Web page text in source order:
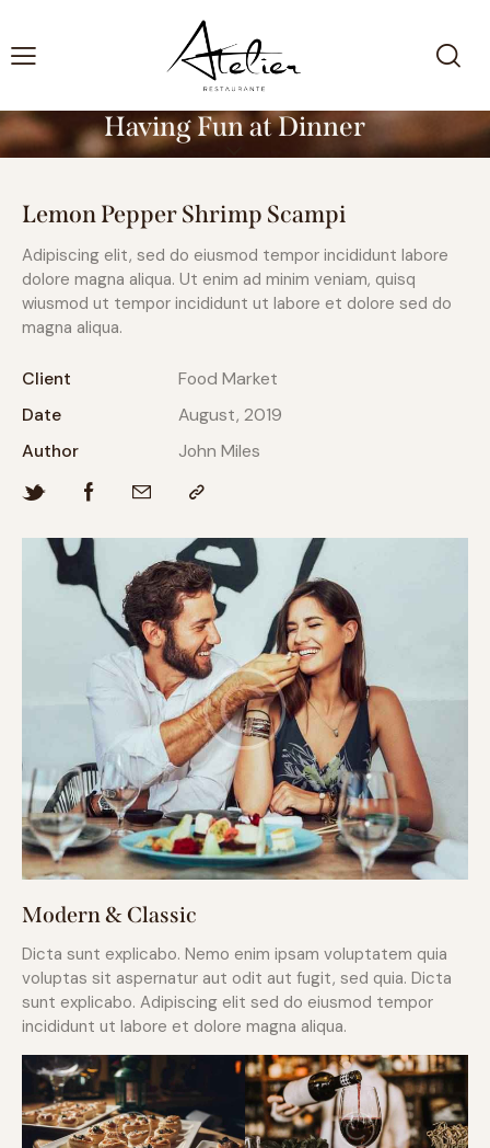
Having Fun at Dinner
Lemon Pepper Shrimp Scampi
Adipiscing elit, sed do eiusmod tempor incididunt labore
dolore magna aliqua. Ut enim ad minim veniam, quisq
wiusmod ut tempor incididunt ut labore et dolore sed do
magna aliqua.
Client
Food Market
Date
August, 2019
Author
John Miles
Modern & Classic
Dicta sunt explicabo. Nemo enim ipsam voluptatem quia
voluptas sit aspernatur aut odit aut fugit, sed quia. Dicta
sunt explicabo. Adipiscing elit sed do eiusmod tempor
incididunt ut labore et dolore magna aliqua.